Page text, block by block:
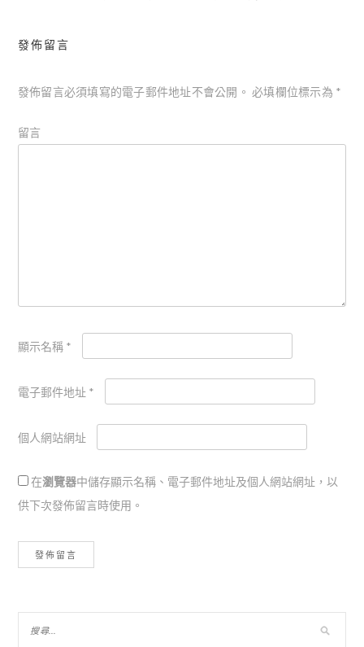
發佈留言
發佈留言必須填寫的電子郵件地址不會公開。 必填欄位標示為 *
留言
顯示名稱 *
電子郵件地址 *
個人網站網址
在瀏覽器中儲存顯示名稱、電子郵件地址及個人網站網址，以
供下次發佈留言時使用。